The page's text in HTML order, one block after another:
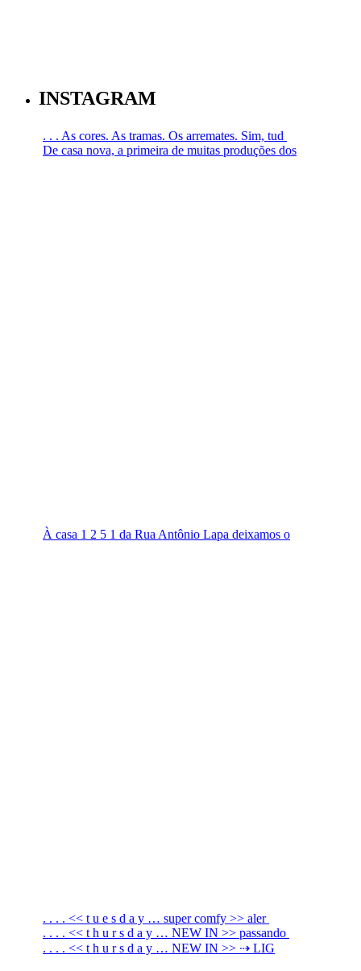
INSTAGRAM
. . . As cores. As tramas. Os arremates. Sim, tud
De casa nova, a primeira de muitas produções dos
À casa 1 2 5 1 da Rua Antônio Lapa deixamos o
. . . . << t u e s d a y … super comfy >> aler
. . . . << t h u r s d a y … NEW IN >> passando
. . . . << t h u r s d a y … NEW IN >> ⇢ LIG